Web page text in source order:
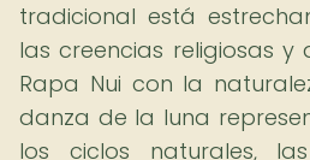
tradicional está
las creencias religiosas
Rapa Nui con la
danza de la luna
los ciclos naturales,